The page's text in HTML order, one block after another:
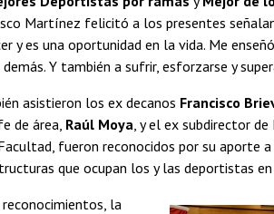
Martínez felicitó a los presentes
y es una oportunidad en la vida. Me
Y también a sufrir, esforzarse y
asistieron los ex decanos Francisco
de área, Raúl Moya , y el ex subdirector
fueron reconocidos por su aporte
que ocupan los y las deportistas
la